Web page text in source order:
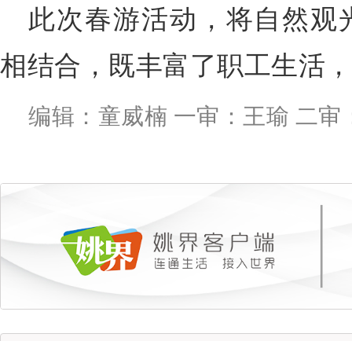
此次春游活动，将自然观
相结合，既丰富了职工生活
编辑：童威楠 一审：王瑜 二审